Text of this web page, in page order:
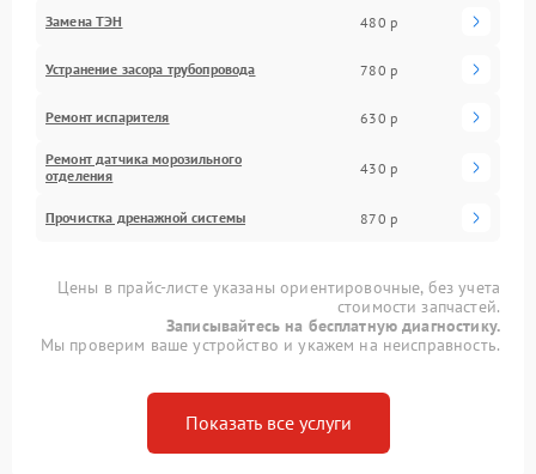
Замена ТЭН 480 р
Устранение засора трубопровода 780 р
Ремонт испарителя 630 р
Ремонт датчика морозильного
отделения
430 р
Прочистка дренажной системы 870 р
Цены в прайс-листе указаны ориентировочные, без учета
стоимости запчастей.
Записывайтесь на бесплатную диагностику.
Мы проверим ваше устройство и укажем на неисправность.
Показать все услуги